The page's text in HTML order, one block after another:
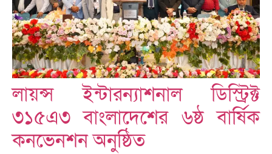
লায়ন্স ইন্টারন্যাশনাল ডিস্ট্রিক্ট
৩১৫এ৩ বাংলাদেশের ৬ষ্ঠ বার্ষিক
কনভেনশন অনুষ্ঠিত